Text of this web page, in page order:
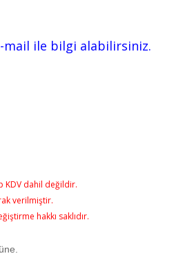
mail ile bilgi alabilirsiniz.
KDV dahil değildir.
verilmiştir.
hakkı saklıdır.